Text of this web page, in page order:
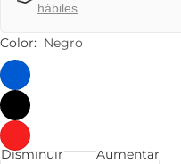
hábiles
Color: Negro
Disminuir
Aumentar